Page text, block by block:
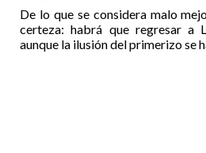
De lo que se considera malo
certeza: habrá que regresar a
aunque la ilusión del primerizo se